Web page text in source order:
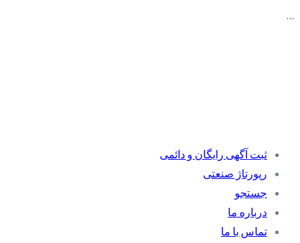
…
ثبت آگهی رایگان و دائمی
رپورتاژ صنعتی
جستجو
درباره ما
تماس با ما